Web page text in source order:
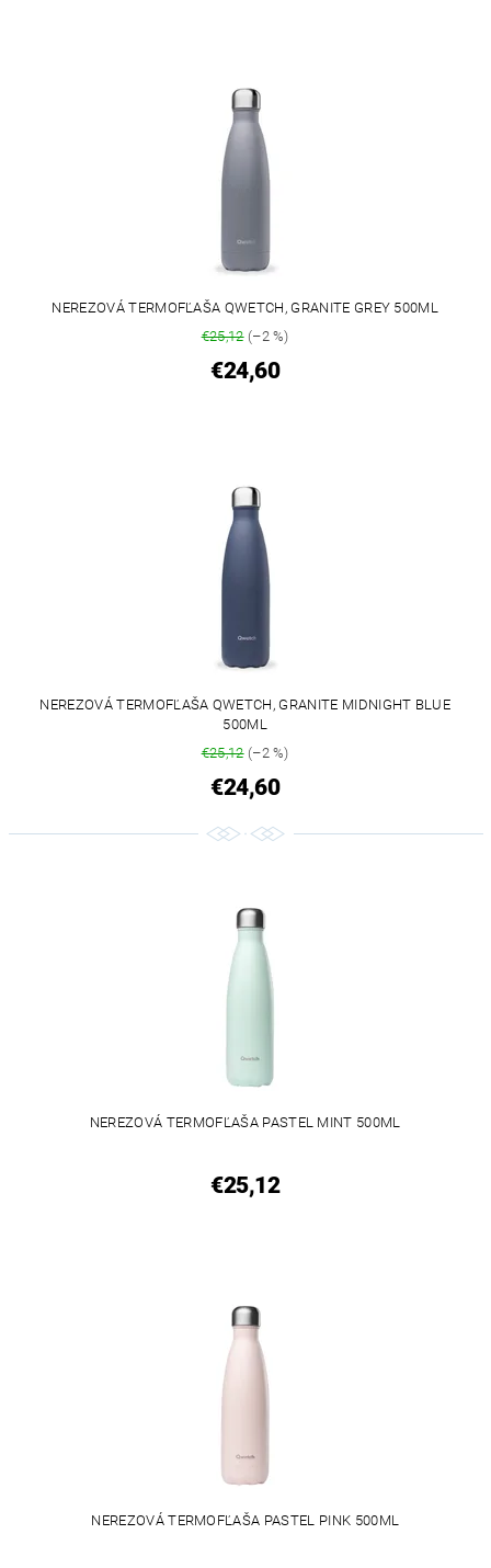
NEREZOVÁ TERMOFĽAŠA QWETCH, GRANITE GREY 500ML
€25,12(–2 %)
€24,60
NEREZOVÁ TERMOFĽAŠA QWETCH, GRANITE MIDNIGHT BLUE
500ML
€25,12(–2 %)
€24,60
NEREZOVÁ TERMOFĽAŠA PASTEL MINT 500ML
€25,12
NEREZOVÁ TERMOFĽAŠA PASTEL PINK 500ML